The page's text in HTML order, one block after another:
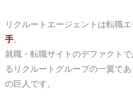
リクルートエージェントは転職
手。
就職・転職サイトのデファクト
るリクルートグループの一翼で
の巨人です。